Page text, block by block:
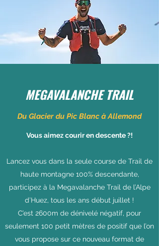
MEGAVALANCHE TRAIL
Du Glacier du Pic Blanc à Allemond
Vous aimez courir en descente ?!
Lancez vous dans la seule course de Trail de
haute montagne 100% descendante,
participez à la Megavalanche Trail de l’Alpe
d’Huez, tous les ans début juillet !
C’est 2600m de dénivelé négatif, pour
seulement 100 petit mètres de positif que l’on
vous propose sur ce nouveau format de